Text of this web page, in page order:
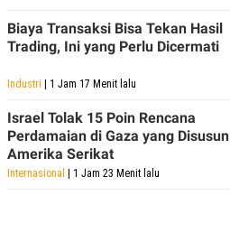
Biaya Transaksi Bisa Tekan Hasil
Trading, Ini yang Perlu Dicermati
Industri | 1 Jam 17 Menit lalu
Israel Tolak 15 Poin Rencana
Perdamaian di Gaza yang Disusun
Amerika Serikat
Internasional | 1 Jam 23 Menit lalu